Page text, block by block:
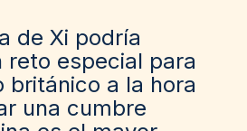
de Xi podría
reto especial para
británico a la hora
una cumbre